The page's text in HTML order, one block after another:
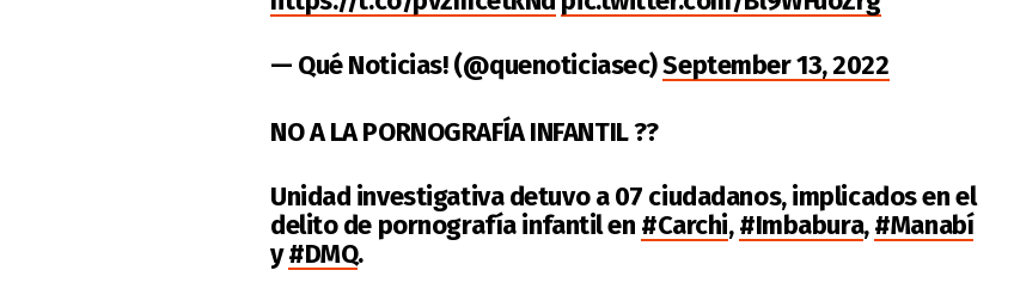
— Qué Noticias! (@quenoticiasec)September 13, 2022
NO A LA PORNOGRAFÍA INFANTIL ??
Unidad investigativa detuvo a 07 ciudadanos, implicados en el
delito de pornografía infantil en #Carchi,#Imbabura,#Manabí
y#DMQ.